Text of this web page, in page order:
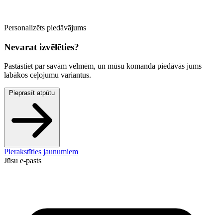
Personalizēts piedāvājums
Nevarat izvēlēties?
Pastāstiet par savām vēlmēm, un mūsu komanda piedāvās jums
labākos ceļojumu variantus.
Pieprasīt atpūtu
Pierakstīties jaunumiem
Jūsu e-pasts